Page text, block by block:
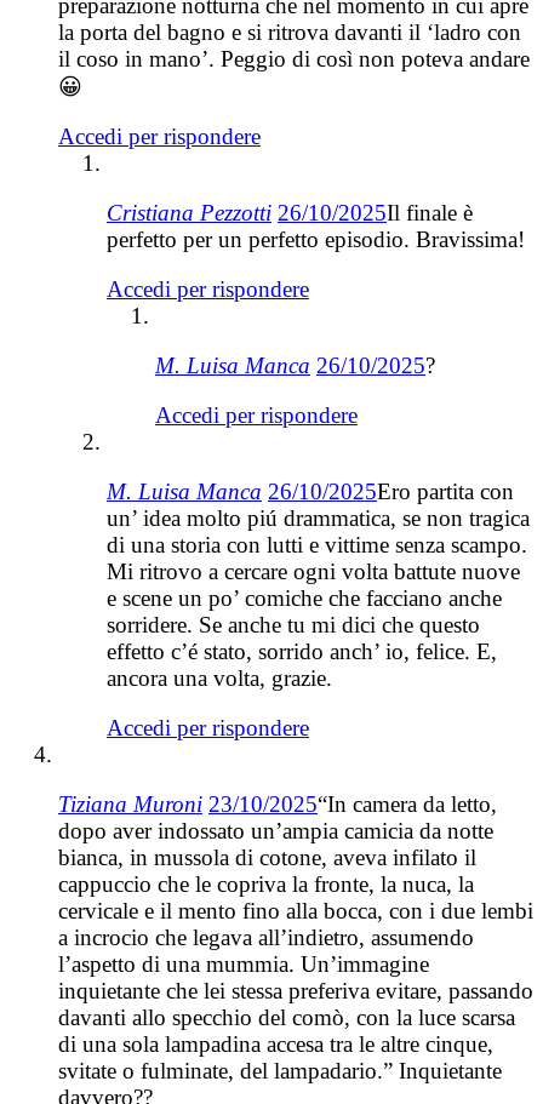
preparazione notturna che nel momento in cui apre
la porta del bagno e si ritrova davanti il ‘ladro con
il coso in mano’. Peggio di così non poteva andare
😀
Accedi per rispondere
Cristiana Pezzotti 26/10/2025Il finale è
perfetto per un perfetto episodio. Bravissima!
Accedi per rispondere
M. Luisa Manca 26/10/2025?
Accedi per rispondere
M. Luisa Manca 26/10/2025Ero partita con
un’ idea molto piú drammatica, se non tragica
di una storia con lutti e vittime senza scampo.
Mi ritrovo a cercare ogni volta battute nuove
e scene un po’ comiche che facciano anche
sorridere. Se anche tu mi dici che questo
effetto c’é stato, sorrido anch’ io, felice. E,
ancora una volta, grazie.
Accedi per rispondere
Tiziana Muroni 23/10/2025“In camera da letto,
dopo aver indossato un’ampia camicia da notte
bianca, in mussola di cotone, aveva infilato il
cappuccio che le copriva la fronte, la nuca, la
cervicale e il mento fino alla bocca, con i due lembi
a incrocio che legava all’indietro, assumendo
l’aspetto di una mummia. Un’immagine
inquietante che lei stessa preferiva evitare, passando
davanti allo specchio del comò, con la luce scarsa
di una sola lampadina accesa tra le altre cinque,
svitate o fulminate, del lampadario.” Inquietante
davvero??